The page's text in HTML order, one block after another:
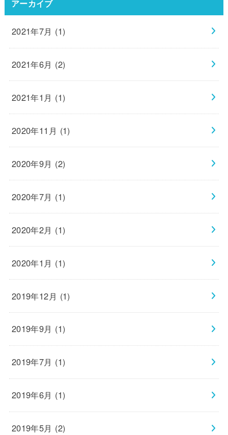
アーカイブ
2021年7月 (1)
2021年6月 (2)
2021年1月 (1)
2020年11月 (1)
2020年9月 (2)
2020年7月 (1)
2020年2月 (1)
2020年1月 (1)
2019年12月 (1)
2019年9月 (1)
2019年7月 (1)
2019年6月 (1)
2019年5月 (2)